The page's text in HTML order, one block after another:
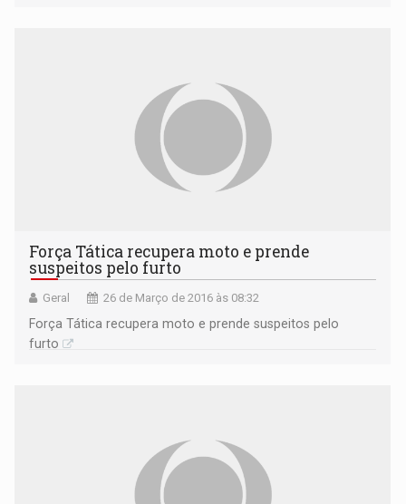
Força Tática recupera moto e prende
suspeitos pelo furto
Geral 26 de Março de 2016 às 08:32
Força Tática recupera moto e prende suspeitos pelo
furto